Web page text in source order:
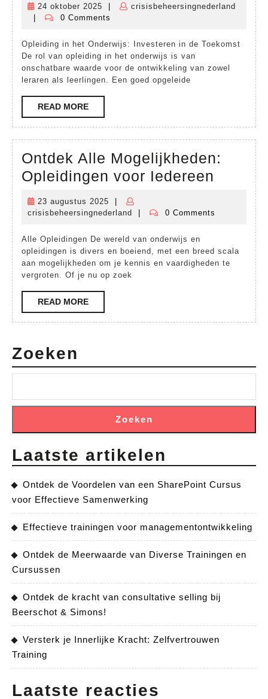
het
24 oktober 2025
24
oktober
crisisbeheersingnederland
crisisbeheersingnederland
0 Comments
Opleiding in het Onderwijs: Investeren in de Toekomst
De rol van opleiding in het onderwijs is van
onschatbare waarde voor de ontwikkeling van zowel
leraren als leerlingen. Een goed opgeleide
READ MOREREAD
MORE
Ontdek Alle Mogelijkheden:
Opleidingen voor Iedereen Ontdek
voor
23 augustus 2025
23
augustus
crisisbeheersingnederland
crisisbeheersingnederland
0 Comments
Alle Opleidingen De wereld van onderwijs en
opleidingen is divers en boeiend, met een breed scala
aan mogelijkheden om je kennis en vaardigheden te
vergroten. Of je nu op zoek
READ MOREREAD
MORE
Zoeken
Zoeken
Laatste artikelen
Ontdek de Voordelen van een SharePoint Cursus
voor Effectieve Samenwerking
Effectieve trainingen voor managementontwikkeling
Ontdek de Meerwaarde van Diverse Trainingen en
Cursussen
Ontdek de kracht van consultative selling bij
Beerschot & Simons!
Versterk je Innerlijke Kracht: Zelfvertrouwen
Training
Laatste reacties